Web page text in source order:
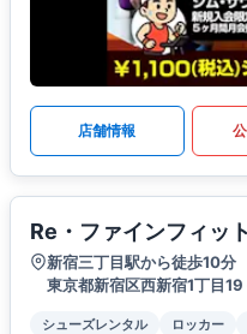
店舗情報
Re・ファインフィッ
新宿三丁目駅から徒歩10分
東京都新宿区西新宿1丁目
シューズレンタル ロッカー